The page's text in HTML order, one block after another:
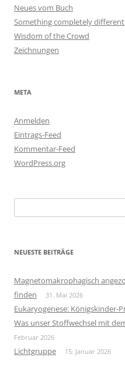
Neues vom Buch
Something completely different
Wisdom of the Crowd
Zeichnungen
META
Anmelden
Eintrags-Feed
Kommentar-Feed
WordPress.org
nach:
NEUESTE BEITRÄGE
Magnetomakrophagisch
finden
31. Mai 2026
Eukaryogenese: Königskinder-
Was unser Stoffwechsel mit
Februar 2026
Lichtgruppe 15. Januar 2026